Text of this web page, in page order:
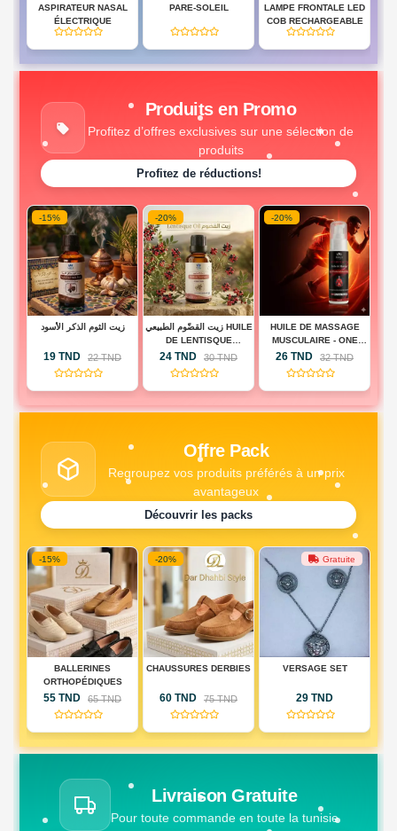
ASPIRATEUR NASAL
ÉLECTRIQUE
(0)
PARE-SOLEIL
(0)
LAMPE FRONTALE LED
COB RECHARGEABLE
(0)
Produits en Promo
Profitez d’offres exclusives sur une sélection de
produits
Profitez de réductions!
-15%
زيت الثوم الذكر الأسود
19 TND 22 TND
(0)
-20%
زيت القضّوم الطبيعي HUILE
DE LENTISQUE
PISTACHIER
24 TND 30 TND
(0)
-20%
HUILE DE MASSAGE
MUSCULAIRE - ONE
TOUCH ACTIVE
26 TND 32 TND
(0)
Offre Pack
Regroupez vos produits préférés à un prix
avantageux
Découvrir les packs
-15%
BALLERINES
ORTHOPÉDIQUES
55 TND 65 TND
(0)
-20%
CHAUSSURES DERBIES
60 TND 75 TND
(0)
Gratuite
VERSAGE SET
29 TND
(0)
Livraison Gratuite
Pour toute commande en toute la tunisie